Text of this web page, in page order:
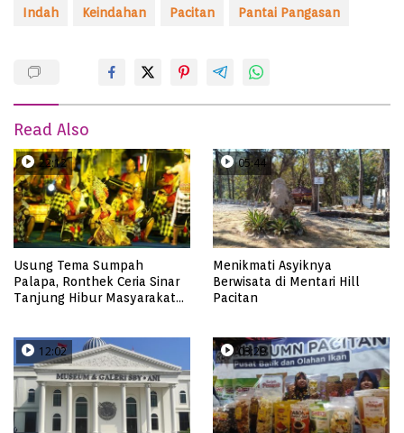
Indah Keindahan Pacitan Pantai Pangasan
Read Also
22:12
Usung Tema Sumpah
Palapa, Ronthek Ceria Sinar
Tanjung Hibur Masyarakat
05:44
Menikmati Asyiknya
Berwisata di Mentari Hill
Pacitan
12:02 03:29